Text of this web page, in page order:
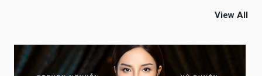
View All